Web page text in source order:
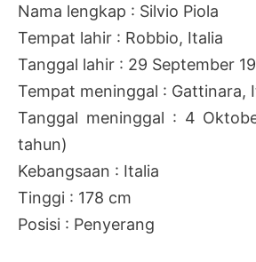
Nama lengkap : Silvio Piola
Tempat lahir : Robbio, Italia
Tanggal lahir : 29 September
Tempat meninggal : Gattinara,
Tanggal meninggal : 4
tahun)
Kebangsaan : Italia
Tinggi : 178 cm
Posisi : Penyerang